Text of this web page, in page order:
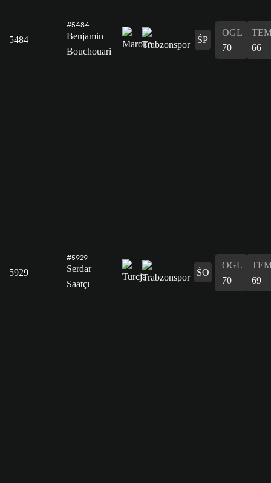
5484
#5484
Benjamin
Bouchouari
ŚP
OGL
70
66
5929
#5929
Serdar
Saatçı
ŚO
OGL
70
69